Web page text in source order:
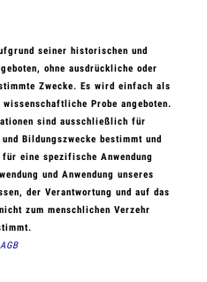
seiner historischen und
ohne ausdrückliche oder
Zwecke. Es wird einfach als
Probe angeboten.
sind ausschließlich für
Bildungszwecke bestimmt und
eine spezifische Anwendung
und Anwendung unseres
der Verantwortung und auf das
zum menschlichen Verzehr
AGB